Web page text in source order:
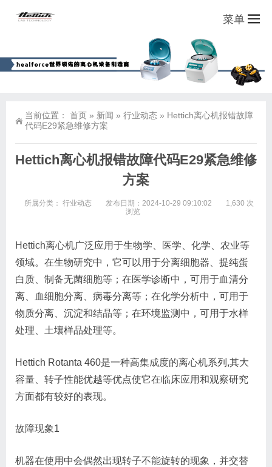
菜单
当前位置： 首页 » 新闻 » 行业动态 » Hettich离心机报错故障
代码E29紧急维修方案
Hettich离心机报错故障代码E29紧急维修
方案
所属分类： 行业动态 发布日期：2024-10-29 09:10:02
1,630 次
浏览
Hettich离心机广泛应用于生物学、医学、化学、农业等
领域。在生物研究中，它可以用于分离细胞器、提纯蛋
白质、制备无菌细胞等；在医学诊断中，可用于血清分
离、血细胞分离、病毒分离等；在化学分析中，可用于
物质分离、沉淀和结晶等；在环境监测中，可用于水样
处理、土壤样品处理等。
Hettich Rotanta 460是一种高集成度的离心机系列,其大
容量、转子性能优越等优点使它在临床应用和观察研究
方面都有较好的表现。
故障现象1
机器在使用中会偶然出现转子不能旋转的现象，并交替